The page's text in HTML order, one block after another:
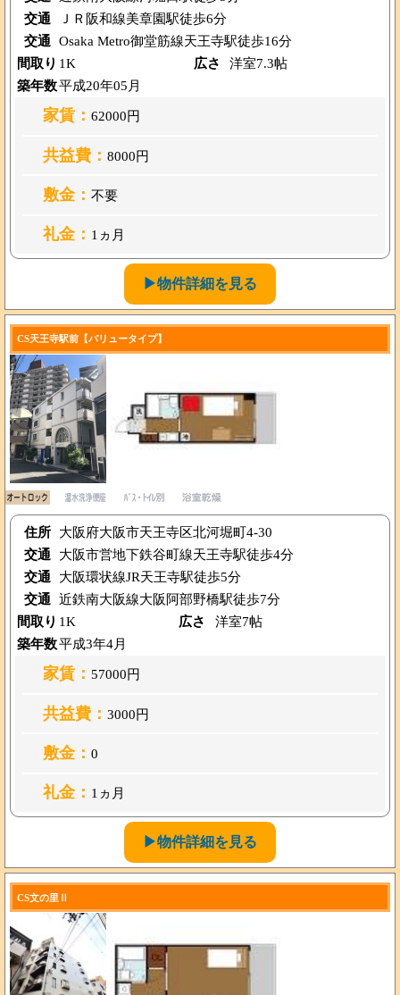
交通
ＪＲ阪和線美章園駅徒歩6分
交通 Osaka Metro御堂筋線天王寺駅徒歩16分
間取り 1K 広さ
洋室7.3帖
築年数平成20年05月
家賃： 62000円
共益費： 8000円
敷金： 不要
礼金： 1ヵ月
▶物件詳細を見る
CS天王寺駅前【バリュータイプ】
住所
大阪府大阪市天王寺区北河堀町4-30
交通
大阪市営地下鉄谷町線天王寺駅徒歩4分
交通
大阪環状線JR天王寺駅徒歩5分
交通 近鉄南大阪線大阪阿部野橋駅徒歩7分
間取り 1K 広さ
洋室7帖
築年数平成3年4月
家賃： 57000円
共益費： 3000円
敷金： 0
礼金： 1ヵ月
▶物件詳細を見る
CS文の里Ⅱ